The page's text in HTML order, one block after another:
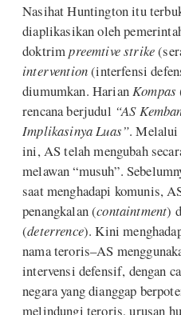
Nasihat Huntington itu
diaplikasikan oleh
doktrimpreemtive strike
intervention(interfensi
diumumkan. HarianKompas
rencana berjudul “AS
Implikasinya Luas”. Melalui
ini, AS telah mengubah
melawan “musuh”.
saat menghadapi komunis,
penangkalan (containtment)
(deterrence). Kini
nama teroris–AS
intervensi defensif, dengan
negara yang dianggap
melindungi teroris, urusan